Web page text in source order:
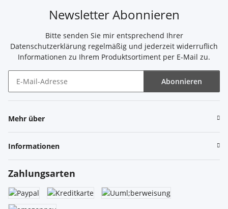
Newsletter Abonnieren
Bitte senden Sie mir entsprechend Ihrer
Datenschutzerklärung regelmäßig und jederzeit widerruflich
Informationen zu Ihrem Produktsortiment per E-Mail zu.
Abonnieren
Mehr über
Informationen
Zahlungsarten